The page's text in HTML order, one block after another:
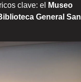
clave: el
Museo
General San